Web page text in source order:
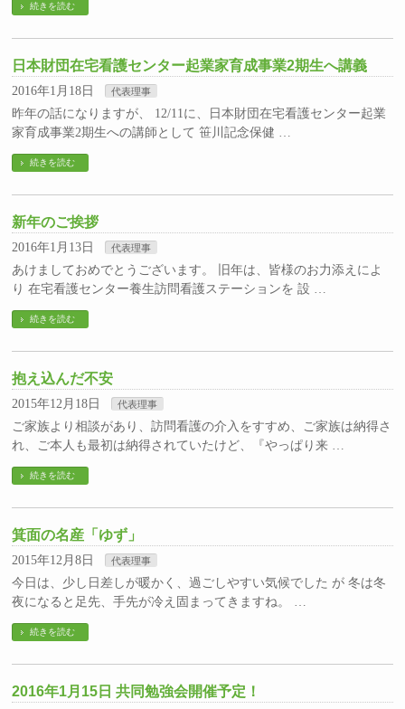
続きを読む
日本財団在宅看護センター起業家育成事業2期生へ講義
2016年1月18日 代表理事
昨年の話になりますが、 12/11に、日本財団在宅看護センター起業
家育成事業2期生への講師として 笹川記念保健 …
続きを読む
新年のご挨拶
2016年1月13日 代表理事
あけましておめでとうございます。 旧年は、皆様のお力添えによ
り 在宅看護センター養生訪問看護ステーションを 設 …
続きを読む
抱え込んだ不安
2015年12月18日 代表理事
ご家族より相談があり、訪問看護の介入をすすめ、ご家族は納得さ
れ、ご本人も最初は納得されていたけど、『やっぱり来 …
続きを読む
箕面の名産「ゆず」
2015年12月8日 代表理事
今日は、少し日差しが暖かく、過ごしやすい気候でした が 冬は冬
夜になると足先、手先が冷え固まってきますね。 …
続きを読む
2016年1月15日 共同勉強会開催予定！